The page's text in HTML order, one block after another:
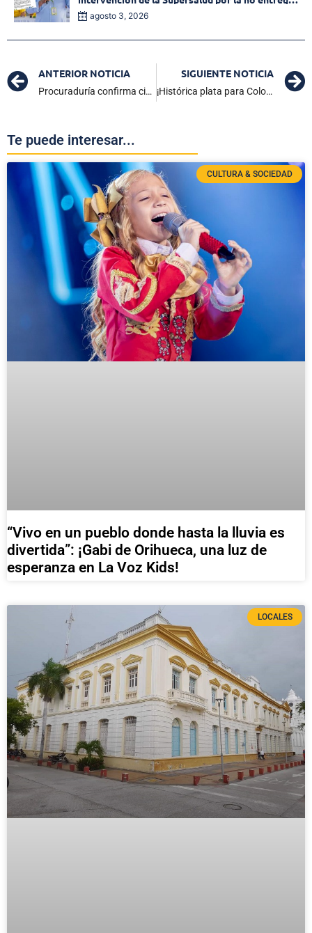
de medicamentos en las EPS
agosto 3, 2026
ANTERIOR NOTICIA
Procuraduría confirma cierre de investigación disciplinaria contra Nicolás Petro
SIGUIENTE NOTICIA
¡Histórica plata para Colombia! Ángel Barajas gana primera medalla en los Juegos Olímpicos de París 2024
Te puede interesar...
CULTURA & SOCIEDAD
“Vivo en un pueblo donde hasta la lluvia es
divertida”: ¡Gabi de Orihueca, una luz de
esperanza en La Voz Kids!
LOCALES